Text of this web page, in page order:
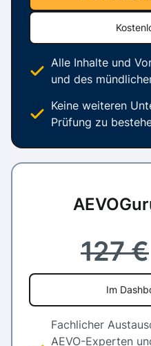
Alle Inhalte und
und des
Keine weiteren
Prüfung zu
127 €
Im
Fachlicher
AEVO-Experten